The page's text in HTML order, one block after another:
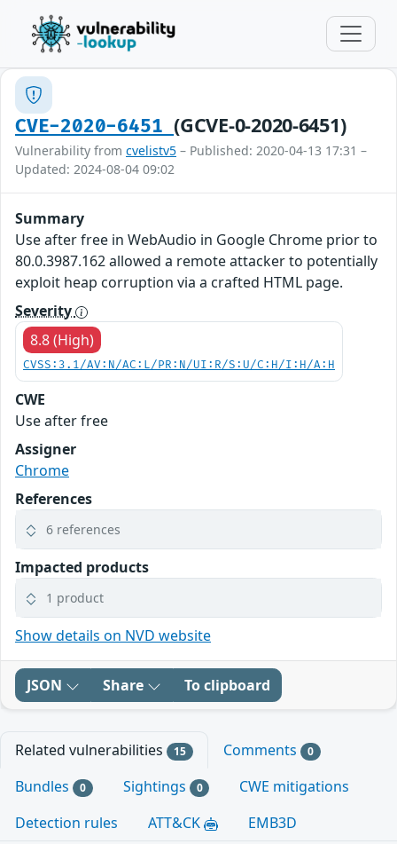
CVE-2020-6451(GCVE-0-2020-6451)
Vulnerability from cvelistv5 – Published: 2020-04-13 17:31 –
Updated: 2024-08-04 09:02
Summary
Use after free in WebAudio in Google Chrome prior to
80.0.3987.162 allowed a remote attacker to potentially
exploit heap corruption via a crafted HTML page.
Severity
8.8 (High)
CVSS:3.1/AV:N/AC:L/PR:N/UI:R/S:U/C:H/I:H/A:H
CWE
Use after free
Assigner
Chrome
References
6 references
Impacted products
1 product
Show details on NVD website
JSON Share To clipboard
Related vulnerabilities 15 Comments 0
Bundles 0 Sightings 0
CWE mitigations
Detection rules
ATT&CK EMB3D